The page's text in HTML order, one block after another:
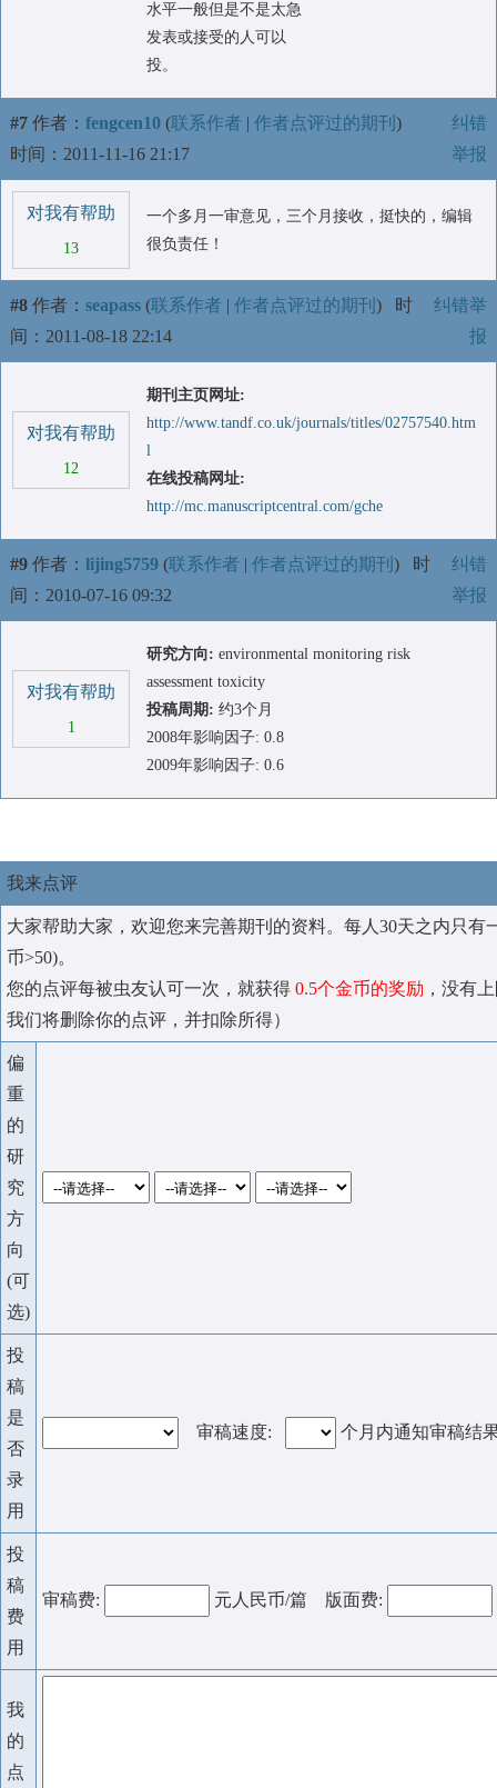
水平一般但是不是太急
发表或接受的人可以
投。
#7 作者： fengcen10 (联系作者 | 作者点评过的期刊 )
时间：2011-11-16 21:17
纠错
举报
对我有帮助
13
一个多月一审意见，三个月接收，挺快的，编辑
很负责任！
#8 作者： seapass (联系作者 | 作者点评过的期刊 ) 时
间：2011-08-18 22:14
纠错举
报
对我有帮助
12
期刊主页网址:
http://www.tandf.co.uk/journals/titles/02757540.htm
l
在线投稿网址:
http://mc.manuscriptcentral.com/gche
#9 作者： lijing5759 (联系作者 | 作者点评过的期刊 ) 时
间：2010-07-16 09:32
纠错
举报
对我有帮助
1
研究方向: environmental monitoring risk
assessment toxicity
投稿周期: 约3个月
2008年影响因子: 0.8
2009年影响因子: 0.6
我来点评
大家帮助大家，欢迎您来完善期刊的资料。每人30天之内只有
币>50)。
您的点评每被虫友认可一次，就获得 0.5个金币的奖励 ，没有
我们将删除你的点评，并扣除所得）
偏
重
的
研
究
方
向
(可
选)
投
稿
是
否
录
用
审稿速度: 个月内通知审稿结
投
稿
费
用
审稿费: 元人民币/篇 版面费:
我
的
点